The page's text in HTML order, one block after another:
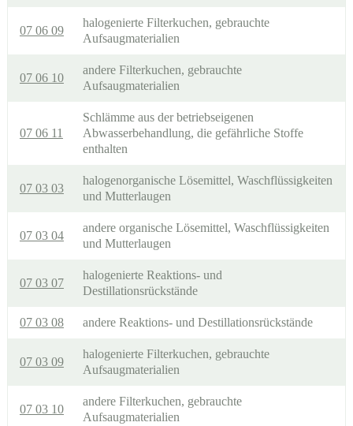
07 06 09
halogenierte Filterkuchen, gebrauchte
Aufsaugmaterialien
07 06 10
andere Filterkuchen, gebrauchte
Aufsaugmaterialien
07 06 11
Schlämme aus der betriebseigenen
Abwasserbehandlung, die gefährliche Stoffe
enthalten
07 03 03
halogenorganische Lösemittel, Waschflüssigkeiten
und Mutterlaugen
07 03 04
andere organische Lösemittel, Waschflüssigkeiten
und Mutterlaugen
07 03 07
halogenierte Reaktions- und
Destillationsrückstände
07 03 08 andere Reaktions- und Destillationsrückstände
07 03 09
halogenierte Filterkuchen, gebrauchte
Aufsaugmaterialien
07 03 10
andere Filterkuchen, gebrauchte
Aufsaugmaterialien